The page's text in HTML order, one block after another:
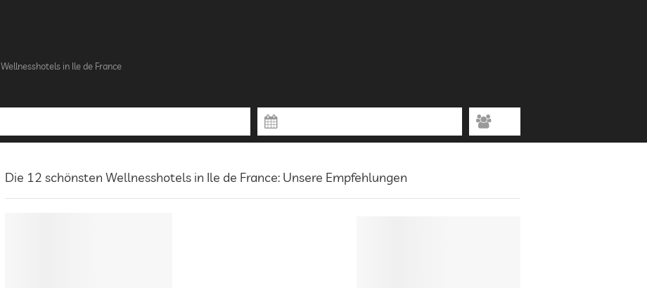
Wellnesshotels in Ile de France
Die 12 schönsten Wellnesshotels in Ile de France: Unsere Empfehlungen